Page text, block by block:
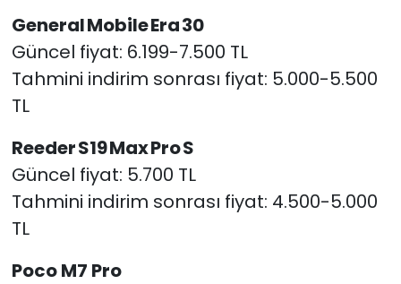
General Mobile Era 30
Güncel fiyat: 6.199-7.500 TL
Tahmini indirim sonrası fiyat: 5.000-5.500
TL
Reeder S19 Max Pro S
Güncel fiyat: 5.700 TL
Tahmini indirim sonrası fiyat: 4.500-5.000
TL
Poco M7 Pro